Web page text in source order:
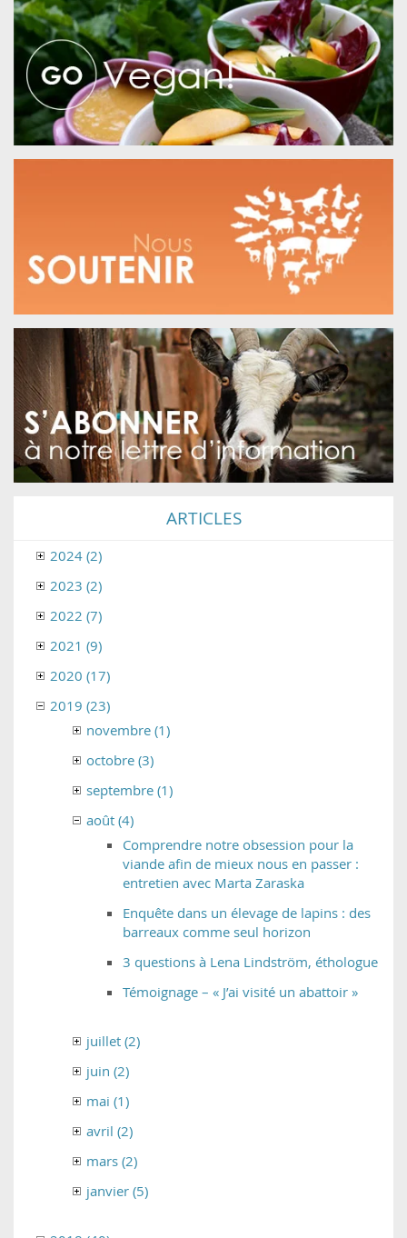
ARTICLES
2024 (2)
2023 (2)
2022 (7)
2021 (9)
2020 (17)
2019 (23)
novembre (1)
octobre (3)
septembre (1)
août (4)
Comprendre notre obsession pour la
viande afin de mieux nous en passer :
entretien avec Marta Zaraska
Enquête dans un élevage de lapins : des
barreaux comme seul horizon
3 questions à Lena Lindström, éthologue
Témoignage – « J’ai visité un abattoir »
juillet (2)
juin (2)
mai (1)
avril (2)
mars (2)
janvier (5)